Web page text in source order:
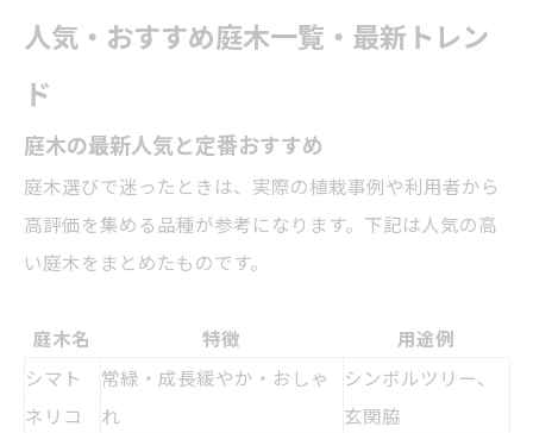
人気・おすすめ庭木一覧・最新トレン
ド
庭木の最新人気と定番おすすめ
庭木選びで迷ったときは、実際の植栽事例や利用者から
高評価を集める品種が参考になります。下記は人気の高
い庭木をまとめたものです。
庭木名 特徴
用途例
シマト
ネリコ
常緑・成長緩やか・おしゃ
れ
シンボルツリー、
玄関脇